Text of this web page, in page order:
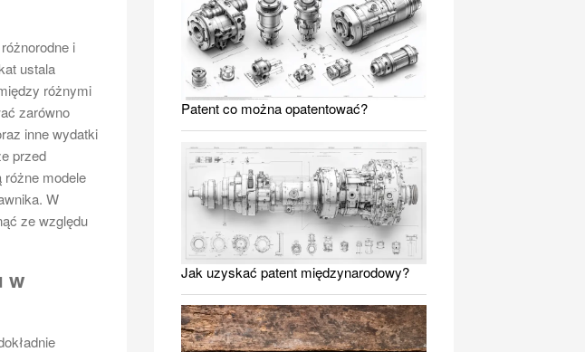
i
ustala
różnymi
zarówno
inne wydatki
przed
różne modele
W
ze względu
w
Patent co można opatentować?
Jak uzyskać patent międzynarodowy?